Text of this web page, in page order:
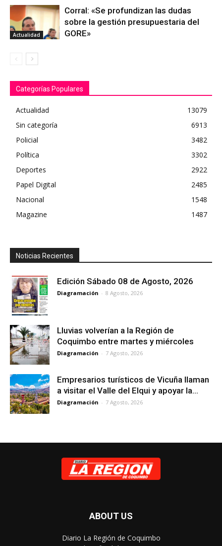
Actualidad
Corral: «Se profundizan las dudas
sobre la gestión presupuestaria del
GORE»
Categorías Populares
Actualidad
13079
Sin categoría
6913
Policial
3482
Política
3302
Deportes
2922
Papel Digital
2485
Nacional
1548
Magazine
1487
Noticias Recientes
Edición Sábado 08 de Agosto, 2026
Diagramación - 8 Agosto, 2026
Lluvias volverían a la Región de
Coquimbo entre martes y miércoles
Diagramación - 7 Agosto, 2026
Empresarios turísticos de Vicuña llaman
a visitar el Valle del Elqui y apoyar la...
Diagramación - 7 Agosto, 2026
ABOUT US
Diario La Región de Coquimbo